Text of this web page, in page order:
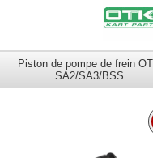
Piston de pompe de frein
SA2/SA3/BSS